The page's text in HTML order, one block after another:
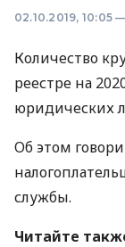
02.10.2019, 10:05 —
Количество
реестре на
юридических
Об этом
службы.
Читайте